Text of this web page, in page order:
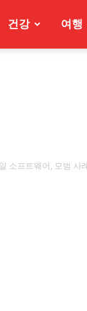
건강 여행
소프트웨어, 모범 사